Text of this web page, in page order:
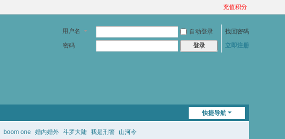
充值积分
用户名 自动登录
找回密码
密码
登录 立即注册
快捷导航
boom one 婚内婚外 斗罗大陆 我是刑警 山河令